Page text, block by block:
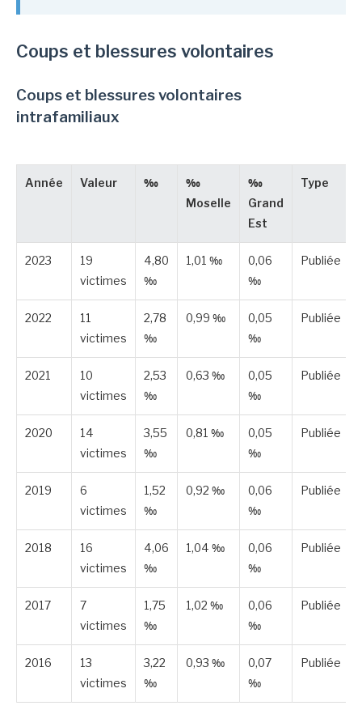
Coups et blessures volontaires
Coups et blessures volontaires
intrafamiliaux
Année Valeur ‰
‰
Moselle
‰
Grand
Est
Type
2023
19
victimes
4,80
‰
1,01 ‰
0,06
‰
Publiée
2022
11
victimes
2,78
‰
0,99 ‰
0,05
‰
Publiée
2021
10
victimes
2,53
‰
0,63 ‰
0,05
‰
Publiée
2020
14
victimes
3,55
‰
0,81 ‰
0,05
‰
Publiée
2019
6
victimes
1,52
‰
0,92 ‰
0,06
‰
Publiée
2018
16
victimes
4,06
‰
1,04 ‰
0,06
‰
Publiée
2017
7
victimes
1,75
‰
1,02 ‰
0,06
‰
Publiée
2016
13
victimes
3,22
‰
0,93 ‰
0,07
‰
Publiée